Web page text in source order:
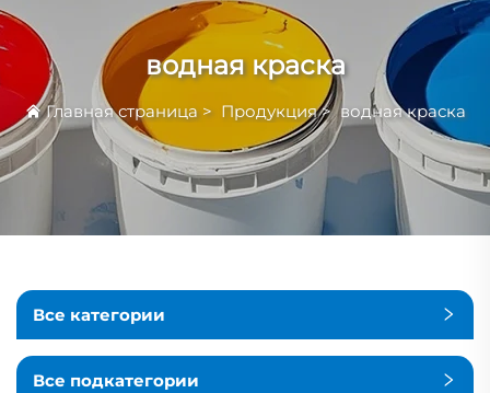
водная краска
Главная страница> Продукция>водная краска
Все категории
Все подкатегории